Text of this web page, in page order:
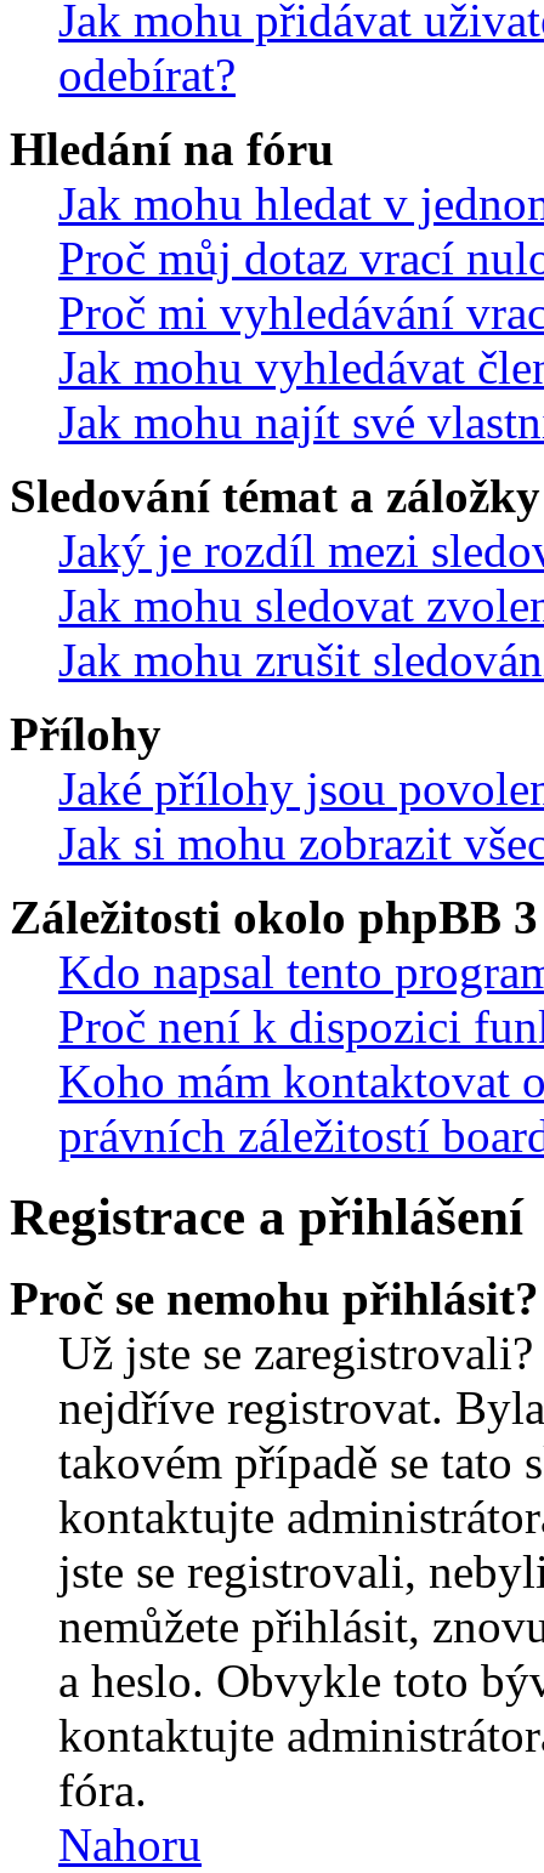
Jak mohu přidávat
odebírat?
Hledání na fóru
Jak mohu hledat v
Proč můj dotaz vrací
Proč mi vyhledávání
Jak mohu vyhledávat
Jak mohu najít své
Sledování témat a záložky
Jaký je rozdíl mezi
Jak mohu sledovat
Jak mohu zrušit
Přílohy
Jaké přílohy jsou
Jak si mohu zobrazit
Záležitosti okolo phpBB 3
Kdo napsal tento
Proč není k dispozici
Koho mám kontaktovat
právních záležitostí
Registrace a přihlášení
Proč se nemohu přihlásit?
Už jste se
nejdříve registrovat.
takovém případě se tato
kontaktujte
jste se registrovali,
nemůžete přihlásit,
a heslo. Obvykle toto
kontaktujte
fóra.
Nahoru